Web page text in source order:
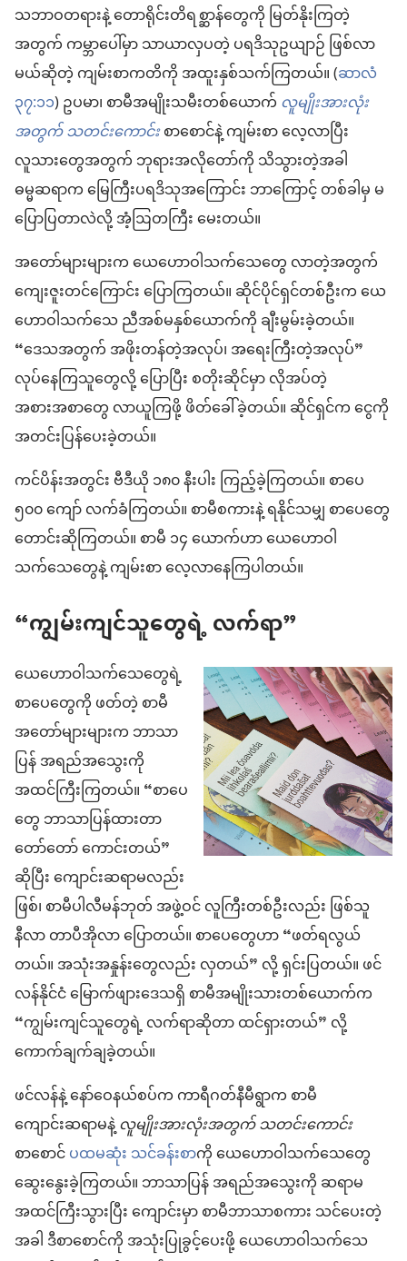
သဘာဝတရားနဲ့ တောရိုင်းတိရစ္ဆာန်တွေကို မြတ်နိုးကြတဲ့
အတွက် ကမ္ဘာပေါ်မှာ သာယာလှပတဲ့ ပရဒိသုဥယျာဉ် ဖြစ်လာ
မယ်ဆိုတဲ့ ကျမ်းစာကတိကို အထူးနှစ်သက်ကြတယ်။ (ဆာလံ
၃၇:၁၁) ဥပမာ၊ စာမီအမျိုးသမီးတစ်ယောက်လူမျိုးအားလုံး
အတွက် သတင်းကောင်းစာစောင်နဲ့ ကျမ်းစာ လေ့လာပြီး
လူသားတွေအတွက် ဘုရားအလိုတော်ကို သိသွားတဲ့အခါ
ဓမ္မဆရာက မြေကြီးပရဒိသုအကြောင်း ဘာကြောင့် တစ်ခါမှ မ
ပြောပြတာလဲလို့ အံ့ဩတကြီး မေးတယ်။
အတော်များများက ယေဟောဝါသက်သေတွေ လာတဲ့အတွက်
ကျေးဇူးတင်ကြောင်း ပြောကြတယ်။ ဆိုင်ပိုင်ရှင်တစ်ဦးက ယေ
ဟောဝါသက်သေ ညီအစ်မနှစ်ယောက်ကို ချီးမွမ်းခဲ့တယ်။
“ဒေသအတွက် အဖိုးတန်တဲ့အလုပ်၊ အရေးကြီးတဲ့အလုပ်”
လုပ်နေကြသူတွေလို့ ပြောပြီး စတိုးဆိုင်မှာ လိုအပ်တဲ့
အစားအစာတွေ လာယူကြဖို့ ဖိတ်ခေါ်ခဲ့တယ်။ ဆိုင်ရှင်က ငွေကို
အတင်းပြန်ပေးခဲ့တယ်။
ကင်ပိန်းအတွင်း ဗီဒီယို ၁၈၀ နီးပါး ကြည့်ခဲ့ကြတယ်။ စာပေ
၅၀၀ ကျော် လက်ခံကြတယ်။ စာမီစကားနဲ့ ရနိုင်သမျှ စာပေတွေ
တောင်းဆိုကြတယ်။ စာမီ ၁၄ ယောက်ဟာ ယေဟောဝါ
သက်သေတွေနဲ့ ကျမ်းစာ လေ့လာနေကြပါတယ်။
“ကျွမ်းကျင်သူတွေရဲ့ လက်ရာ”
ယေဟောဝါသက်သေတွေရဲ့
စာပေတွေကို ဖတ်တဲ့ စာမီ
အတော်များများက ဘာသာ
ပြန် အရည်အသွေးကို
အထင်ကြီးကြတယ်။ “စာပေ
တွေ ဘာသာပြန်ထားတာ
တော်တော် ကောင်းတယ်”
ဆိုပြီး ကျောင်းဆရာမလည်း
ဖြစ်၊ စာမီပါလီမန်ဘုတ် အဖွဲ့ဝင် လူကြီးတစ်ဦးလည်း ဖြစ်သူ
နီလာ တာပီအိုလာ ပြောတယ်။ စာပေတွေဟာ “ဖတ်ရလွယ်
တယ်။ အသုံးအနှုန်းတွေလည်း လှတယ်” လို့ ရှင်းပြတယ်။ ဖင်
လန်နိုင်ငံ မြောက်ဖျားဒေသရှိ စာမီအမျိုးသားတစ်ယောက်က
“ကျွမ်းကျင်သူတွေရဲ့ လက်ရာဆိုတာ ထင်ရှားတယ်” လို့
ကောက်ချက်ချခဲ့တယ်။
ဖင်လန်နဲ့ နော်ဝေနယ်စပ်က ကာရီဂတ်နီမီရွာက စာမီ
ကျောင်းဆရာမနဲ့လူမျိုးအားလုံးအတွက် သတင်းကောင်း
စာစောင်ပထမဆုံး သင်ခန်းစာကို ယေဟောဝါသက်သေတွေ
ဆွေးနွေးခဲ့ကြတယ်။ ဘာသာပြန် အရည်အသွေးကို ဆရာမ
အထင်ကြီးသွားပြီး ကျောင်းမှာ စာမီဘာသာစကား သင်ပေးတဲ့
အခါ ဒီစာစောင်ကို အသုံးပြုခွင့်ပေးဖို့ ယေဟောဝါသက်သေ